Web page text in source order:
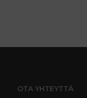
OTA YHTEYTTÄ